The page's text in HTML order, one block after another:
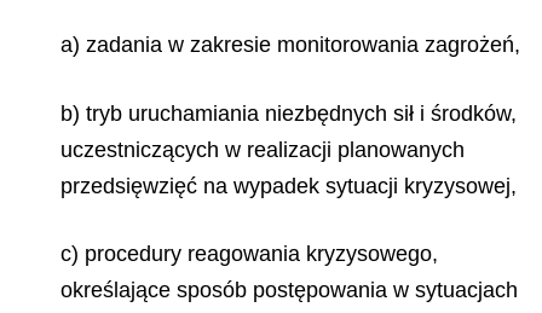
a) zadania w zakresie monitorowania zagrożeń,
b) tryb uruchamiania niezbędnych sił i środków,
uczestniczących w realizacji planowanych
przedsięwzięć na wypadek sytuacji kryzysowej,
c) procedury reagowania kryzysowego,
określające sposób postępowania w sytuacjach